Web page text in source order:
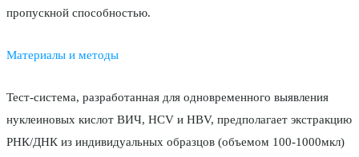
пропускной способностью.
Материалы и методы
Тест-система, разработанная для одновременного выявления
нуклеиновых кислот ВИЧ, HCV и HBV, предполагает экстракцию
РНК/ДНК из индивидуальных образцов (объемом 100-1000мкл)